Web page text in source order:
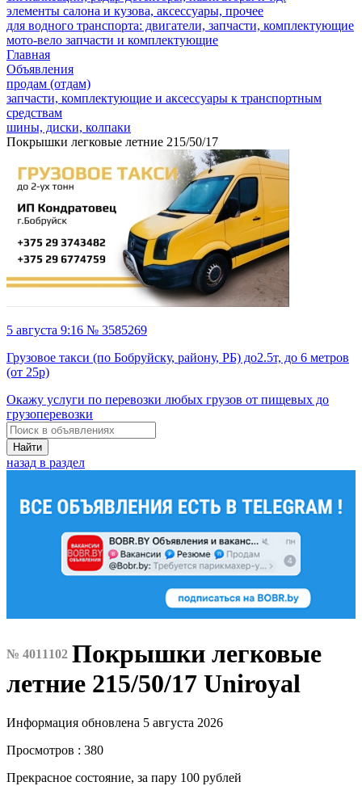
элементы салона и кузова, аксессуары, прочее
для водного транспорта: двигатели, запчасти, комплектующие
мото-вело запчасти и комплектующие
Главная
Объявления
продам (отдам)
запчасти, комплектующие и аксессуары к транспортным
средствам
шины, диски, колпаки
Покрышки легковые летние 215/50/17
5 августа 9:16 № 3585269
Грузовое такси (по Бобруйску, району, РБ) до2.5т, до 6 метров
(от 25р)
Окажу услуги по перевозки любых грузов от пищевых до
грузоперевозки
Найти
назад в раздел
№ 4011102 Покрышки легковые
летние 215/50/17 Uniroyal
Информация обновлена 5 августа 2026
Просмотров : 380
Прекрасное состояние, за пару 100 рублей